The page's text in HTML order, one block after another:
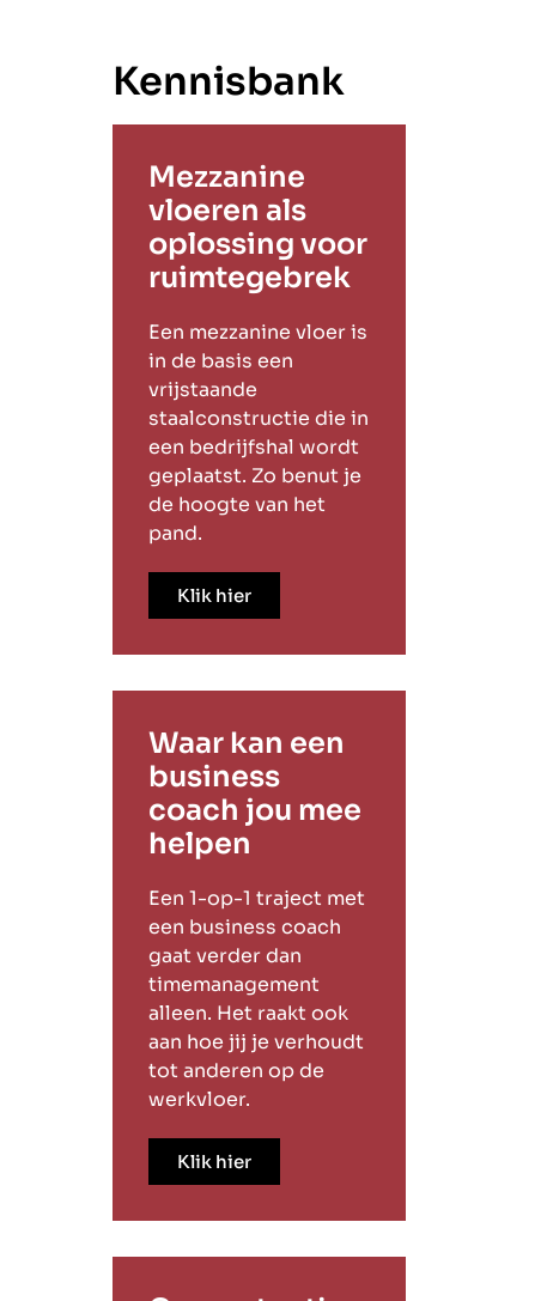
Kennisbank
Mezzanine
vloeren als
oplossing voor
ruimtegebrek
Een mezzanine vloer is
in de basis een
vrijstaande
staalconstructie die in
een bedrijfshal wordt
geplaatst. Zo benut je
de hoogte van het
pand.
Klik hier
Waar kan een
business
coach jou mee
helpen
Een 1-op-1 traject met
een business coach
gaat verder dan
timemanagement
alleen. Het raakt ook
aan hoe jij je verhoudt
tot anderen op de
werkvloer.
Klik hier